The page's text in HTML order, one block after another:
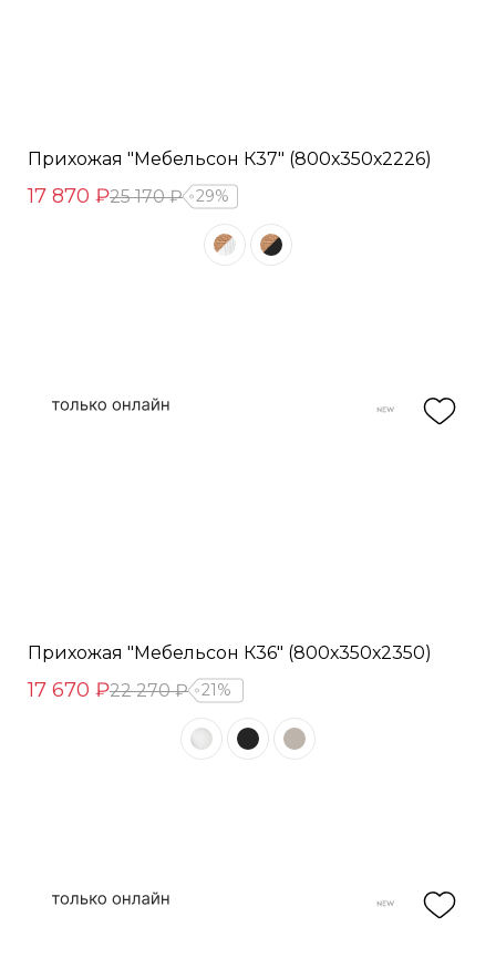
Прихожая "Мебельсон К37" (800х350х2226)
17 870 ₽25 170 ₽ 29%
Прихожая "Мебельсон К36" (800х350х2350)
17 670 ₽22 270 ₽ 21%